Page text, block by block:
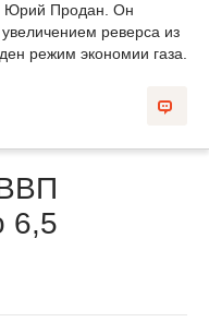
Юрий Продан. Он
реверса из
режим экономии газа.
6,5